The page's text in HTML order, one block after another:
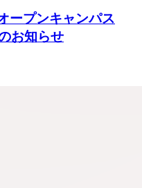
ープンキャンパス
お知らせ